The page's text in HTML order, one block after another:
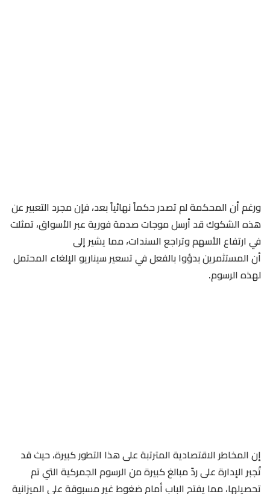
ورغم أن المحكمة لم تصدر حكماً نهائياً بعد، فإن مجرد التعبير عن
هذه الشكوك قد أرسل موجات صدمة فورية عبر الأسواق، تمثلت
في ارتفاع الأسهم وتراجع السندات، مما يشير إلى
أن المستثمرين بدؤوا بالفعل في تسعير سيناريو الإلغاء المحتمل
لهذه الرسوم.
إن المخاطر الاقتصادية المترتبة على هذا التطور كبيرة، حيث قد
تُجبر الإدارة على ردّ مبالغ كبيرة من الرسوم الجمركية التي تم
تحصيلها، مما يفتح الباب أمام ضغوط غير مسبوقة على الميزانية